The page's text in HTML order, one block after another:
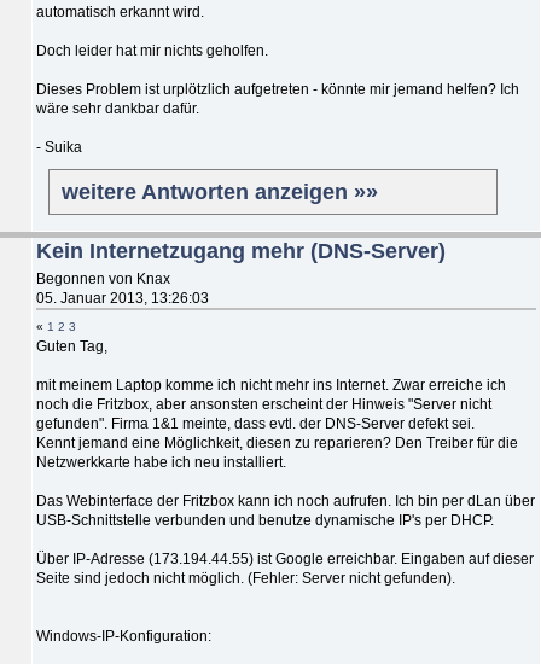
automatisch erkannt wird.
Doch leider hat mir nichts geholfen.
Dieses Problem ist urplötzlich aufgetreten - könnte mir jemand helfen? Ich
wäre sehr dankbar dafür.
- Suika
weitere Antworten anzeigen »»
Kein Internetzugang mehr (DNS-Server)
Begonnen von Knax
05. Januar 2013, 13:26:03
« 1 2 3
Guten Tag,
mit meinem Laptop komme ich nicht mehr ins Internet. Zwar erreiche ich
noch die Fritzbox, aber ansonsten erscheint der Hinweis "Server nicht
gefunden". Firma 1&1 meinte, dass evtl. der DNS-Server defekt sei.
Kennt jemand eine Möglichkeit, diesen zu reparieren? Den Treiber für die
Netzwerkkarte habe ich neu installiert.
Das Webinterface der Fritzbox kann ich noch aufrufen. Ich bin per dLan über
USB-Schnittstelle verbunden und benutze dynamische IP's per DHCP.
Über IP-Adresse (173.194.44.55) ist Google erreichbar. Eingaben auf dieser
Seite sind jedoch nicht möglich. (Fehler: Server nicht gefunden).
Windows-IP-Konfiguration: